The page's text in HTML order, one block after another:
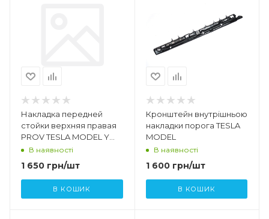
Накладка передней
стойки верхняя правая
PROV TESLA MODEL Y
1494605-00-E
В наявності
1 650 грн/шт
В КОШИК
Кронштейн внутрішньою
накладки порога TESLA
MODEL
В наявності
1 600грн/шт
В КОШИК